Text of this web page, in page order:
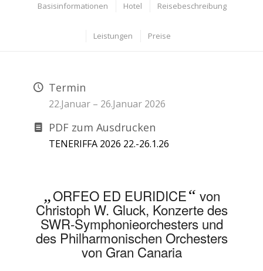
Basisinformationen Hotel Reisebeschreibung
Leistungen Preise
Termin
22.Januar – 26.Januar 2026
PDF zum Ausdrucken
TENERIFFA 2026 22.-26.1.26
„ORFEO ED EURIDICE“ von
Christoph W. Gluck, Konzerte des
SWR-Symphonieorchesters und
des Philharmonischen Orchesters
von Gran Canaria